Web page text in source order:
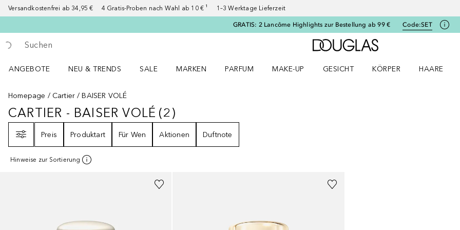
Versandkostenfrei ab 34,95 € 4 Gratis-Proben nach Wahl ab 10 € ¹ 1–3 Werktage Lieferzeit
GRATIS: 2 Lancôme Highlights zur Bestellung ab 99 € Code:SET
Gehe zurück
Suche ausführen
Zur Douglas Startseite
ANGEBOTE
NEU & TRENDS
SALE
MARKEN
PARFUM
MAKE-UP
GESICHT
KÖRPER
HAARE
Homepage
Cartier BAISER VOLÉ
CARTIER - BAISER VOLÉ2ERGEBNISSE
CARTIER - BAISER VOLÉ (2 )
Preis
Produktart Für Wen Aktionen Duftnote
Hinweise zur Sortierung
Größen